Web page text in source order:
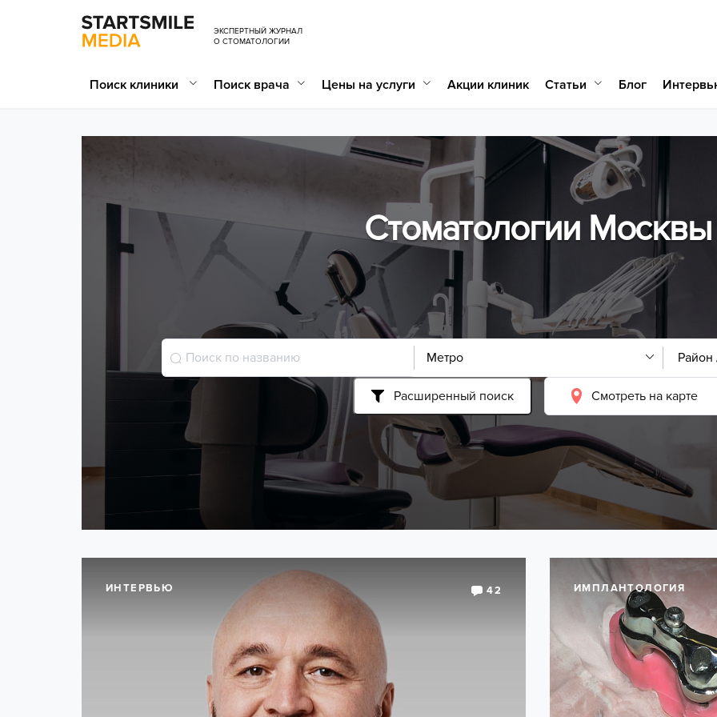
ЭКСПЕРТНЫЙ ЖУРНАЛ
О СТОМАТОЛОГИИ
Поиск клиники Поиск врача Цены на услуги Акции клиник Статьи Блог
Стоматологии Москвы
Расширенный поиск Смотреть на карте
ИНТЕРВЬЮ 42 ИНТЕРВЬЮ
ИМПЛАНТОЛОГИЯ